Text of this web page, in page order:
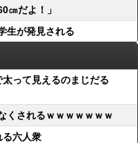
㎝だよ！」
生が発見される
太って見えるのまじだる
くされるｗｗｗｗｗｗｗ
る六人衆